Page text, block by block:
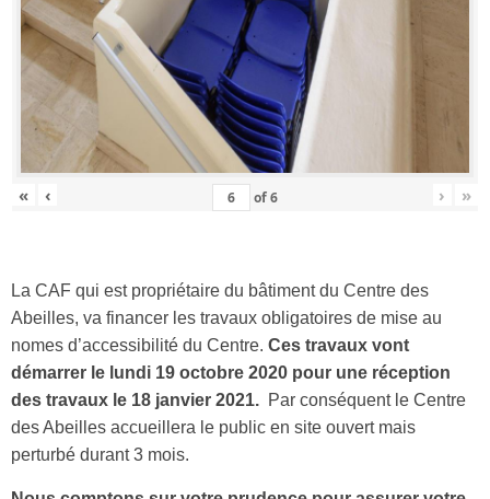
« ‹ of6 › »
La CAF qui est propriétaire du bâtiment du Centre des
Abeilles, va financer les travaux obligatoires de mise au
nomes d’accessibilité du Centre. Ces travaux vont
démarrer le lundi 19 octobre 2020 pour une réception
des travaux le 18 janvier 2021. Par conséquent le Centre
des Abeilles accueillera le public en site ouvert mais
perturbé durant 3 mois.